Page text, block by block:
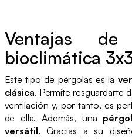
Ventajas
bioclimática
Este tipo de pérgolas es la
clásica. Permite resguardarte
ventilación y, por tanto, es
de ella. Además, una
versátil. Gracias a su